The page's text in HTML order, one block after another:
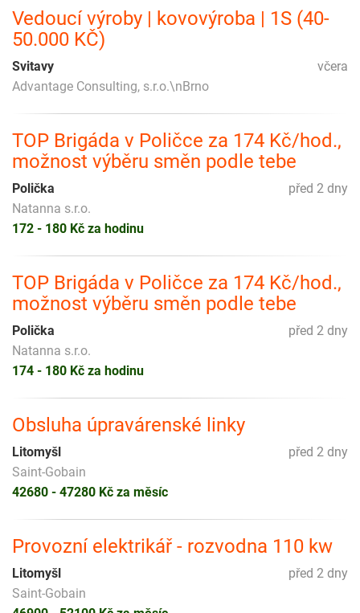
Vedoucí výroby | kovovýroba | 1S (40-
50.000 KČ)
včera
Svitavy
Advantage Consulting, s.r.o.\nBrno
TOP Brigáda v Poličce za 174 Kč/hod.,
možnost výběru směn podle tebe
před 2 dny
Polička
Natanna s.r.o.
172 - 180 Kč za hodinu
TOP Brigáda v Poličce za 174 Kč/hod.,
možnost výběru směn podle tebe
před 2 dny
Polička
Natanna s.r.o.
174 - 180 Kč za hodinu
Obsluha úpravárenské linky
před 2 dny
Litomyšl
Saint-Gobain
42680 - 47280 Kč za měsíc
Provozní elektrikář - rozvodna 110 kw
před 2 dny
Litomyšl
Saint-Gobain